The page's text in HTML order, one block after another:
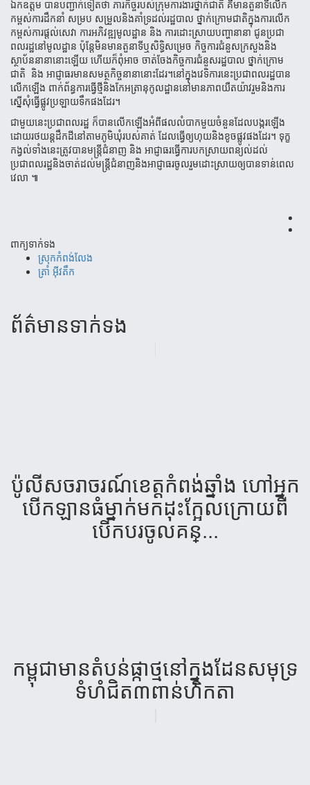
ឯកឧត្តម បានបញ្ជាក់ទៀតថា ភារកិច្ចរបស់ក្រុមការងារថ្នាក់ជាតិ គឺមានតួនាទីលើក
កម្ពស់ការដឹកនាំ សម្រប សម្រួល​និងគាំទ្រ​ដល់​រដ្ឋបាល ថ្នាក់ក្រោមជាតិក្នុងការលើក
កម្ពស់ការផ្ដល់សេវា ការអភិវឌ្ឍមូលដ្ឋាន និង ការដោះស្រាយបញ្ហានានា ជូនប្រជា​
ពលរដ្ឋ​នៅ​មូលដ្ឋាន ប៉ុន្តែមិនមានតួនាទីឬសិទ្ធិសម្រេច កិច្ចការជំនួសក្រសួងនិង
ស្ថាប័ននានានោះឡើយ ហើយក៏ពុំអាច ចាត់​ចែង​កិច្ចកា​រជំនួសរដ្ឋបាល ថ្នាក់ក្រោម
ជាតិ និង អាជ្ញាធរមានសមត្ថកិច្ចនានានោះដែរ។នៅក្នុងវេទិការនេះប្រជាពលរដ្ឋបាន
លើកឡើង ពាក់ព័ន្ធការធ្វើថ្មីនិងកែអត្រានុកូលដ្ឋាននៅមានភាពយឺតយ៉ាវរួមនិង​ការ​
ស្នើសុំ​ធ្វើផ្លូវប្រឡាយ​ទឹកផងដែរ។
ជាមួយនេះប្រជាពលរដ្ឋ ក៏បានលើកឡើងអំពីផលលំបាកមួយចំនួនដែលបង្ករឡើង
ដោយរថយន្តដឹកដីនៅតាមភូមិឃុំរបស់គាត់ ដែលធ្វើឲ្យហុយនិងខូចផ្លូវផងដែរ។ ទុក្ខ
កង្វល់ទាំងនេះត្រូវបានមន្រ្តីជំនាញ និង អាជ្ញាធរធ្វើការបកស្រាយពន្យល់ដល់
ប្រជាពល​រដ្ឋនិងចាត់ដល់មន្រ្តីជំនាញនិងអាជ្ញាធរចូលរួមដោះស្រាយឲ្យបានទាន់ពេល
វេលា ៕
ពាក្យទាក់ទង
ស្រុកកំពង់លែង
ត្រាំ អ៊ីវតឹក
ព័ត៌មាន​ទាក់​ទង
ប៉ូលីស​ចរាចរណ៍​ខេត្ត​កំពង់​ឆ្នាំង​ ហៅ​អ្នក​
បើក​ឡាន​​ធំ​​ម្នាក់​មក​ដុះ​ក្អែល​ក្រោយ​ពី​
បើក​ប​រ​ចូល​គន្...
កម្ពុជា​​មាន​តំបន់​ផ្កាថ្ម​នៅក្នុង​ដែន​សមុទ្រ​​
ទំហំជិត​៣ពាន់​ហិក​តា